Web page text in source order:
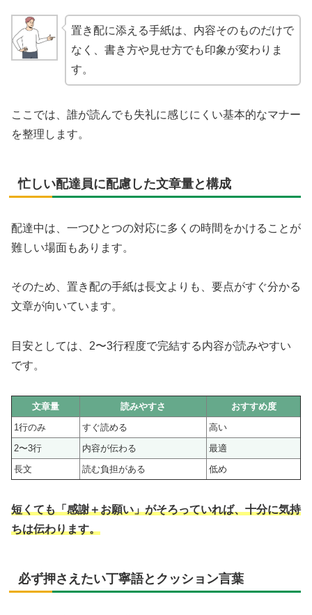
置き配に添える手紙は、内容そのものだけで
なく、書き方や見せ方でも印象が変わりま
す。
ここでは、誰が読んでも失礼に感じにくい基本的なマナー
を整理します。
忙しい配達員に配慮した文章量と構成
配達中は、一つひとつの対応に多くの時間をかけることが
難しい場面もあります。
そのため、置き配の手紙は長文よりも、要点がすぐ分かる
文章が向いています。
目安としては、2〜3行程度で完結する内容が読みやすい
です。
文章量 読みやすさ
おすすめ度
1行のみ
すぐ読める
高い
2〜3行
内容が伝わる
最適
長文
読む負担がある 低め
短くても「感謝＋お願い」がそろっていれば、十分に気持
ちは伝わります。
必ず押さえたい丁寧語とクッション言葉